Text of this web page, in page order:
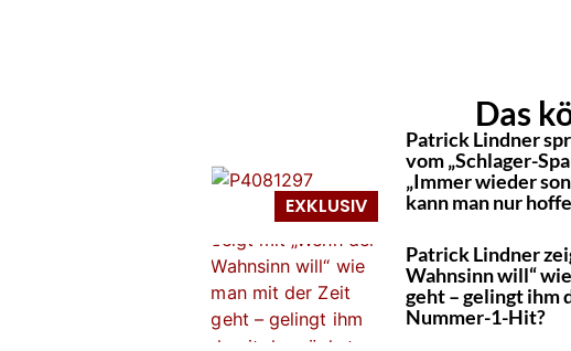
Das
Patrick Lindner
vom „Schlager-
„Immer wieder
kann man nur
Patrick Lindner
Wahnsinn will“
geht – gelingt ihm
Nummer-1-Hit?